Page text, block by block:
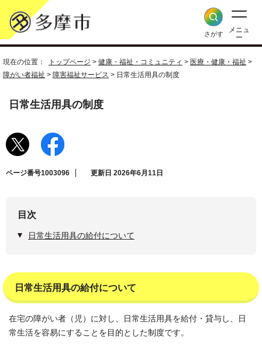
さがす
メニュ
ー
現在の位置： トップページ > 健康・福祉・コミュニティ > 医療・健康・福祉 >
障がい者福祉 > 障害福祉サービス > 日常生活用具の制度
日常生活用具の制度
ページ番号1003096 更新日 2026年6月11日
目次
日常生活用具の給付について
日常生活用具の給付について
在宅の障がい者（児）に対し、日常生活用具を給付・貸与し、日
常生活を容易にすることを目的とした制度です。